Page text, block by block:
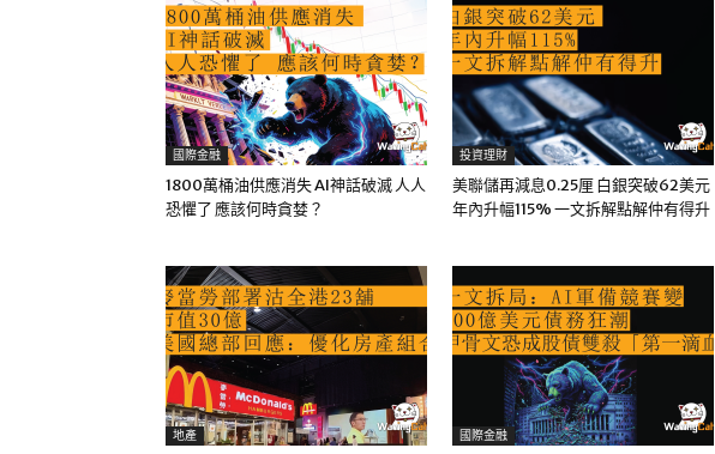
國際金融
1800萬桶油供應消失 AI神話破滅 人人
恐懼了 應該何時貪婪？
投資理財
美聯儲再減息0.25厘 白銀突破62美元
年內升幅115% 一文拆解點解仲有得升
地產 國際金融